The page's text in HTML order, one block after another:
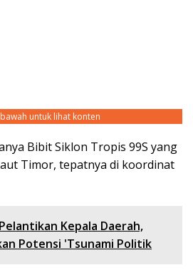
untuk lihat konten
Bibit Siklon Tropis 99S yang
Timor, tepatnya di koordinat
Kepala Daerah,
Potensi 'Tsunami Politik